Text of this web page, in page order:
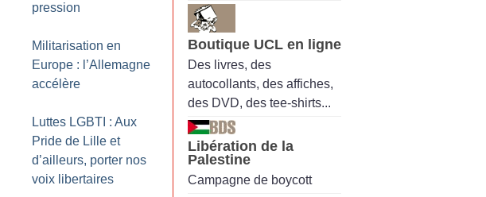
pression
Militarisation en
Europe : l’Allemagne
accélère
Luttes LGBTI : Aux
Pride de Lille et
d’ailleurs, porter nos
voix libertaires
Boutique UCL en ligne
Des livres, des
autocollants, des affiches,
des DVD, des tee-shirts...
Libération de la
Palestine
Campagne de boycott